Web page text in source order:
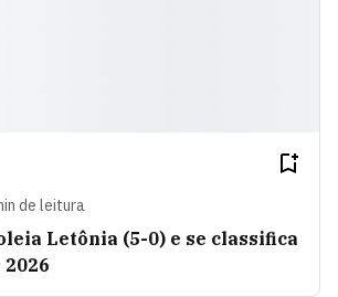
de leitura
Letônia (5-0) e se classifica
2026